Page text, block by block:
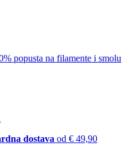
popusta na filamente i smolu
dostava od € 49,90